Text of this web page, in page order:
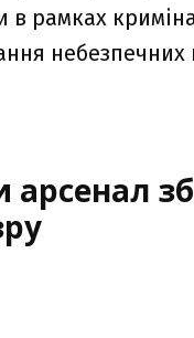
в рамках
небезпечних